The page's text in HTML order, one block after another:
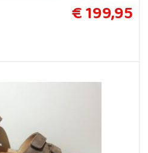
€ 199,95